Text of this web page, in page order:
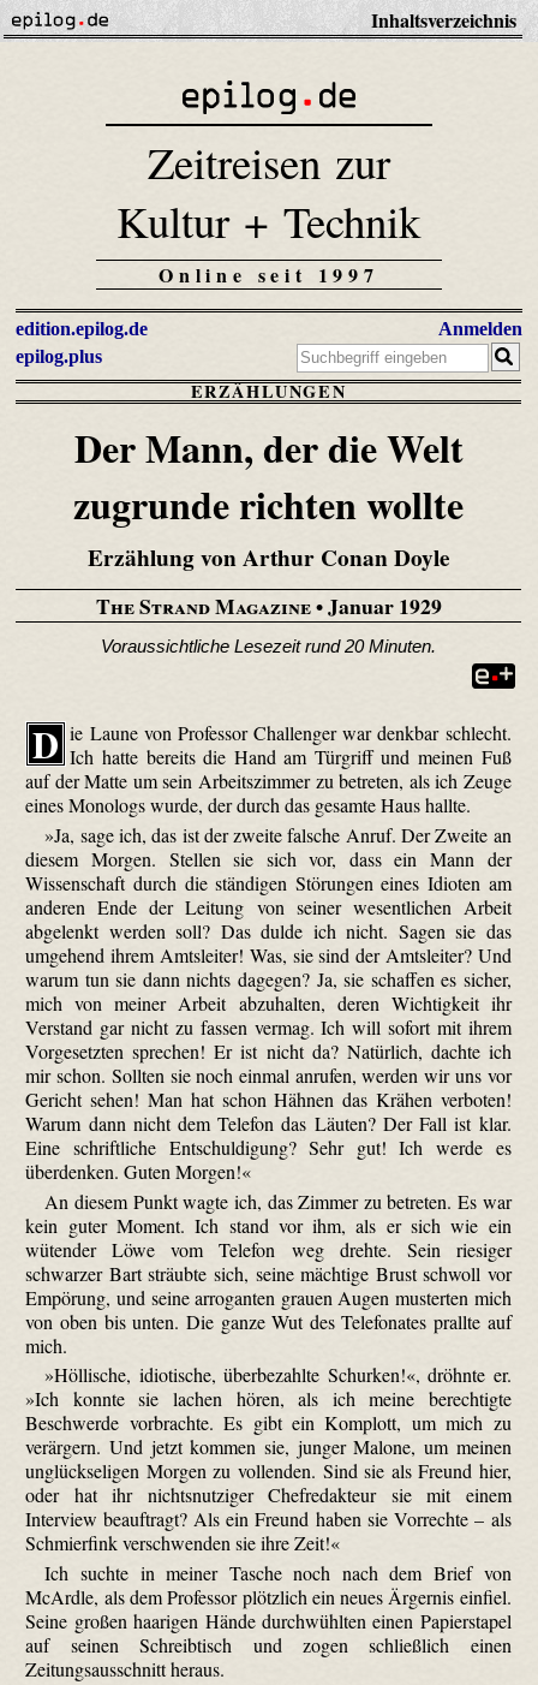
Inhaltsverzeichnis
Zeitreisen zur
Kultur + Technik
Online seit 1997
edition.epilog.de
epilog.plus
Anmelden
ERZÄHLUNGEN
Der Mann, der die Welt
zugrunde richten wollte
Erzählung von Arthur Conan Doyle
The Strand Magazine• Januar 1929
Voraussichtliche Lesezeit rund 20 Minuten.
D ie Laune von Professor Challenger war denkbar schlecht.
Ich hatte bereits die Hand am Türgriff und meinen Fuß
auf der Matte um sein Arbeitszimmer zu betreten, als ich Zeuge
eines Monologs wurde, der durch das gesamte Haus hallte.
»Ja, sage ich, das ist der zweite falsche Anruf. Der Zweite an
diesem Morgen. Stellen sie sich vor, dass ein Mann der
Wissenschaft durch die ständigen Störungen eines Idioten am
anderen Ende der Leitung von seiner wesentlichen Arbeit
abgelenkt werden soll? Das dulde ich nicht. Sagen sie das
umgehend ihrem Amtsleiter! Was, sie sind der Amtsleiter? Und
warum tun sie dann nichts dagegen? Ja, sie schaffen es sicher,
mich von meiner Arbeit abzuhalten, deren Wichtigkeit ihr
Verstand gar nicht zu fassen vermag. Ich will sofort mit ihrem
Vorgesetzten sprechen! Er ist nicht da? Natürlich, dachte ich
mir schon. Sollten sie noch einmal anrufen, werden wir uns vor
Gericht sehen! Man hat schon Hähnen das Krähen verboten!
Warum dann nicht dem Telefon das Läuten? Der Fall ist klar.
Eine schriftliche Entschuldigung? Sehr gut! Ich werde es
überdenken. Guten Morgen!«
An diesem Punkt wagte ich, das Zimmer zu betreten. Es war
kein guter Moment. Ich stand vor ihm, als er sich wie ein
wütender Löwe vom Telefon weg drehte. Sein riesiger
schwarzer Bart sträubte sich, seine mächtige Brust schwoll vor
Empörung, und seine arroganten grauen Augen musterten mich
von oben bis unten. Die ganze Wut des Telefonates prallte auf
mich.
»Höllische, idiotische, überbezahlte Schurken!«, dröhnte er.
»Ich konnte sie lachen hören, als ich meine berechtigte
Beschwerde vorbrachte. Es gibt ein Komplott, um mich zu
verärgern. Und jetzt kommen sie, junger Malone, um meinen
unglückseligen Morgen zu vollenden. Sind sie als Freund hier,
oder hat ihr nichtsnutziger Chefredakteur sie mit einem
Interview beauftragt? Als ein Freund haben sie Vorrechte – als
Schmierfink verschwenden sie ihre Zeit!«
Ich suchte in meiner Tasche noch nach dem Brief von
McArdle, als dem Professor plötzlich ein neues Ärgernis einfiel.
Seine großen haarigen Hände durchwühlten einen Papierstapel
auf seinen Schreibtisch und zogen schließlich einen
Zeitungsausschnitt heraus.